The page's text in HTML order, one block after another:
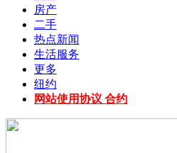
房产
二手
热点新闻
生活服务
更多
纽约
网站使用协议 合约